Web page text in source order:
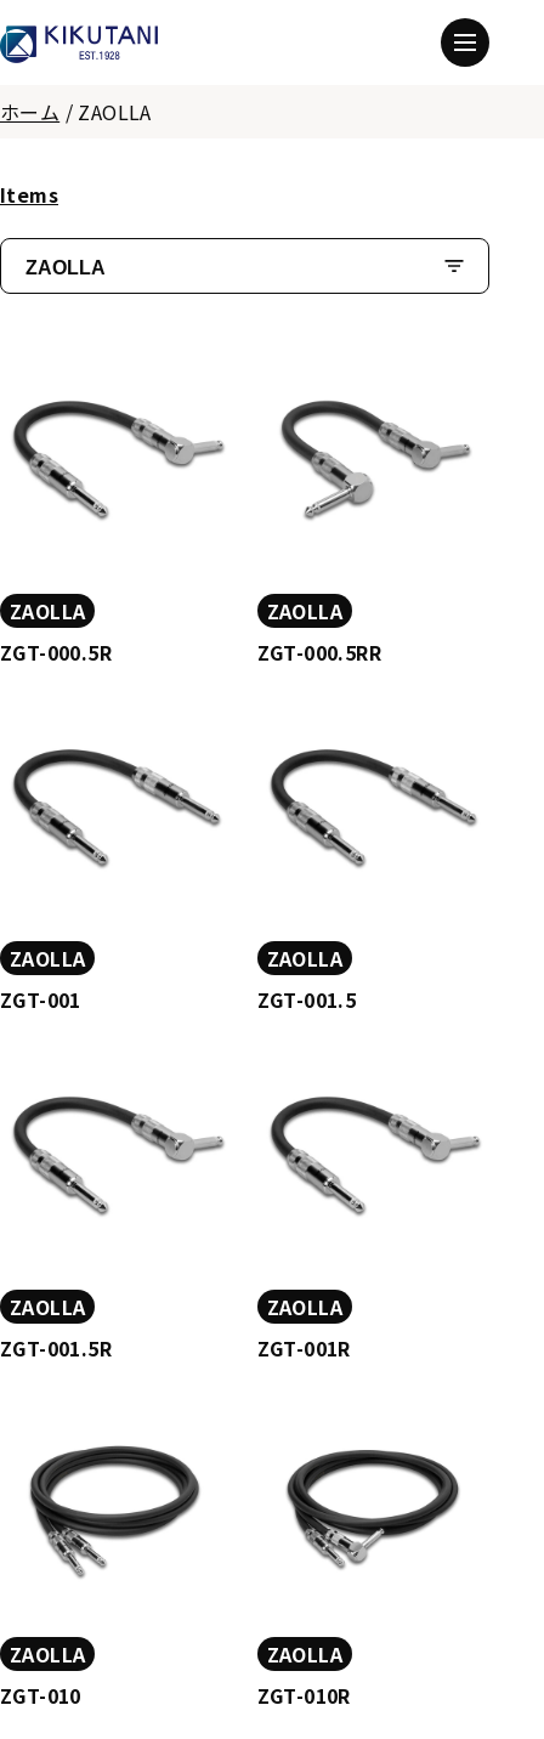
ホーム / ZAOLLA
Items
ZAOLLA
ZAOLLA
ZGT-000.5R
ZAOLLA
ZGT-000.5RR
ZAOLLA
ZGT-001
ZAOLLA
ZGT-001.5
ZAOLLA
ZGT-001.5R
ZAOLLA
ZGT-001R
ZAOLLA
ZGT-010
ZAOLLA
ZGT-010R